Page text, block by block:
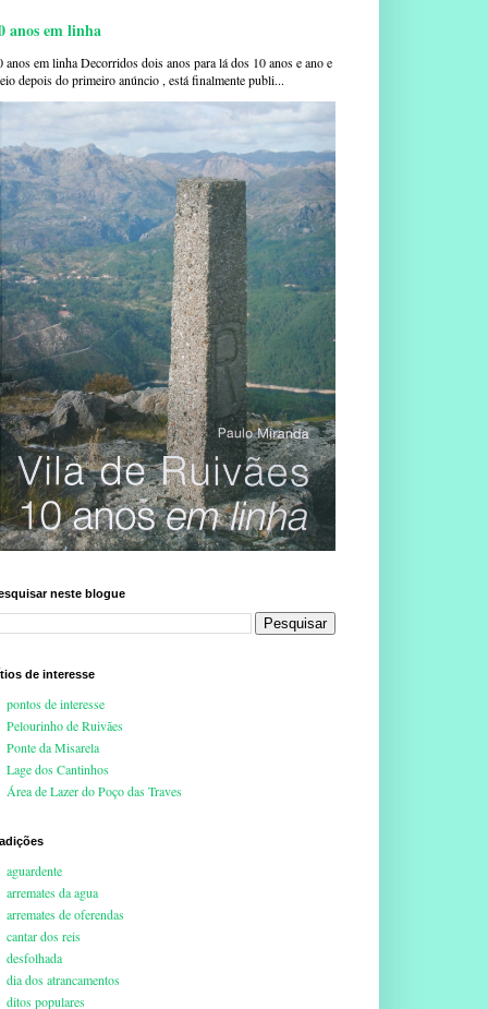
anos em linha
anos em linha Decorridos dois anos para lá dos 10 anos e ano e
depois do primeiro anúncio , está finalmente publi...
neste blogue
de interesse
pontos de interesse
Pelourinho de Ruivães
Ponte da Misarela
Lage dos Cantinhos
Área de Lazer do Poço das Traves
aguardente
arremates da agua
arremates de oferendas
cantar dos reis
desfolhada
dia dos atrancamentos
ditos populares